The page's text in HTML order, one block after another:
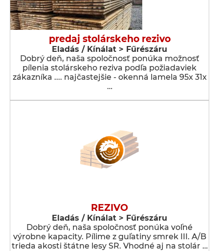
predaj stolárskeho rezivo
Eladás / Kínálat > Fűrészáru
Dobrý deň, naša spoločnosť ponúka možnosť
pílenia stolárskeho reziva podľa požiadaviek
zákazníka .... najčastejšie - okenná lamela 95x 31x
…
REZIVO
Eladás / Kínálat > Fűrészáru
Dobrý deň, naša spoločnosť ponúka voľné
výrobne kapacity. Pílime z guľatiny smrek III. A/B
trieda akosti štátne lesy SR. Vhodné aj na stolár …